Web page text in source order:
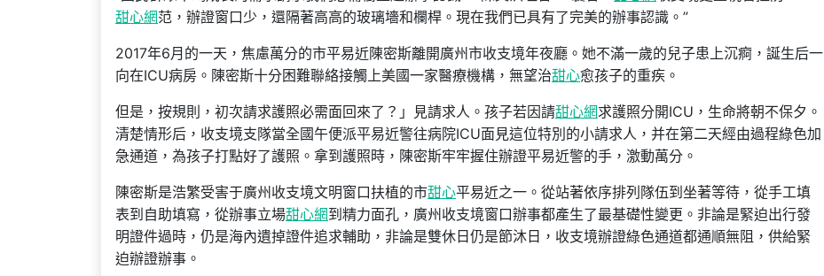
甜心網范，辦證窗口少，還隔著高高的玻璃墻和欄桿。現在我們已具有了完美的辦事認識。”
2017年6月的一天，焦慮萬分的市平易近陳密斯離開廣州市收支境年夜廳。她不滿一歲的兒子患上沉痾，誕生后一
向在ICU病房。陳密斯十分困難聯絡接觸上美國一家醫療機構，無望治甜心愈孩子的重疾。
但是，按規則，初次請求護照必需面回來了？」見請求人。孩子若因請甜心網求護照分開ICU，生命將朝不保夕。
清楚情形后，收支境支隊當全國午便派平易近警往病院ICU面見這位特別的小請求人，并在第二天經由過程綠色加
急通道，為孩子打點好了護照。拿到護照時，陳密斯牢牢握住辦證平易近警的手，激動萬分。
陳密斯是浩繁受害于廣州收支境文明窗口扶植的市甜心平易近之一。從站著依序排列隊伍到坐著等待，從手工填
表到自助填寫，從辦事立場甜心網到精力面孔，廣州收支境窗口辦事都產生了最基礎性變更。非論是緊迫出行發
明證件過時，仍是海內遺掉證件追求輔助，非論是雙休日仍是節沐日，收支境辦證綠色通道都通順無阻，供給緊
迫辦證辦事。